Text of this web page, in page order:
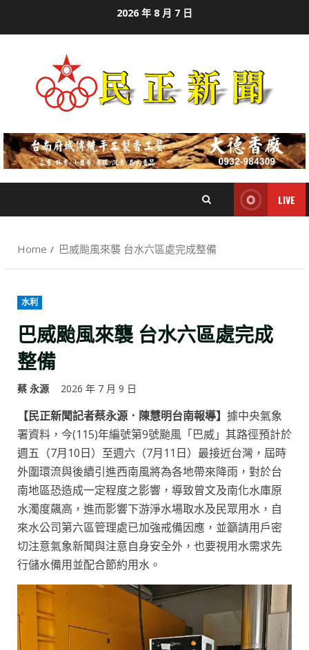
2026 年 8 月 7 日
LIVE
Home 巴威颱風來襲 台水六區處完成整備
水利
巴威颱風來襲 台水六區處完成
整備
蔡 永源 2026 年 7 月 9 日
【民正新聞記者蔡永源．陳慧明台南報導】 據中央氣象
署資料，今(115)年編號第9號颱風「巴威」其路徑預計於
週五（7月10日）至週六（7月11日）最接近台灣，屆時
外圍環流與後續引進西南風將為各地帶來降雨，對於台
南地區恐造成一定程度之影響，導致曾文及南化水庫原
水濁度飆高，進而影響下游淨水場取水及民眾用水，自
來水公司第六區管理處已加強戒備因應，並籲請用戶密
切注意氣象新聞與注意自身安全外，也要視用水需求先
行儲水備用並配合節約用水。